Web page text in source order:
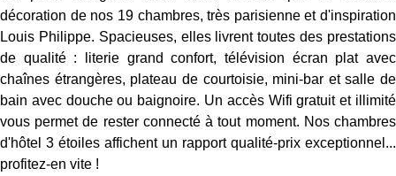
décoration de nos 19 chambres, très parisienne et d'inspiration
Louis Philippe. Spacieuses, elles livrent toutes des prestations
de qualité : literie grand confort, télévision écran plat avec
chaînes étrangères, plateau de courtoisie, mini-bar et salle de
bain avec douche ou baignoire. Un accès Wifi gratuit et illimité
vous permet de rester connecté à tout moment. Nos chambres
d'hôtel 3 étoiles affichent un rapport qualité-prix exceptionnel...
profitez-en vite !